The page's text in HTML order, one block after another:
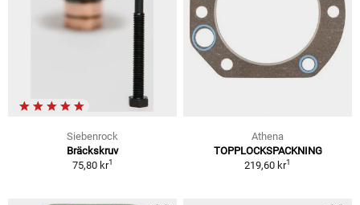
Siebenrock
Bräckskruv
75,80 kr1
Athena
TOPPLOCKSPACKNING
219,60 kr1